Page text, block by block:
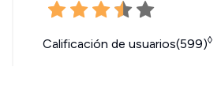
Calificación de usuarios(599)◊